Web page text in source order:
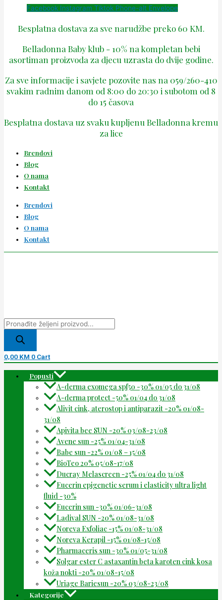
Facebook Instagram Tiktok Phone-alt Envelope
Besplatna dostava za sve narudžbe preko 60 KM.
Belladonna Baby klub - 10% na kompletan bebi
asortiman proizvoda za djecu uzrasta do dvije godine.
Za sve informacije i savjete pozovite nas na 059/260-410
svakim radnim danom od 8:00 do 20:30 i subotom od 8
do 15 časova
Besplatna dostava uz svaku kupljenu Belladonna kremu
za lice
Brendovi
Blog
O nama
Kontakt
Brendovi
Blog
O nama
Kontakt
0,00 KM 0 Cart
Popusti
A-derma exomega spf50 -30% 01/05 do 31/08
A-derma protect -50% 01/04 do 31/08
Alivit cink, aterostop i antiparazit -20% 01/08-
31/08
Apivita bee SUN -20% 03/08-23/08
Avene sun -25% 01/04-31/08
Babe sun -22% 01/08 – 15/08
BioTeo 20% 05/08-17/08
Ducray Melascreen -25% 01/04 do 31/08
Eucerin epigenetic serum i elasticity ultra light
fluid -30%
Eucerin sun -30% 01/06-31/08
Ladival SUN -20% 01/08-31/08
Noreva Exfoliac -15% 01/08-31/08
Noreva Kerapil -15% 01/08-15/08
Pharmaceris sun -30% 01/05-31/08
Solgar ester C astaxantin beta karoten cink kosa
koža nokti -20% 01/08-15/08
Uriage Bariesun -20% 03/08-23/08
Kategorije